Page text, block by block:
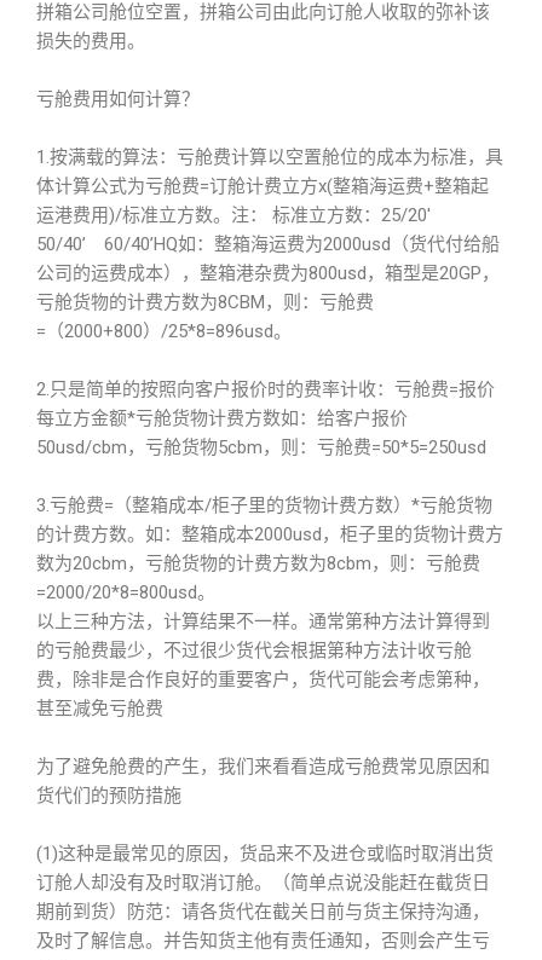
拼箱公司舱位空置，拼箱公司由此向订舱人收取的弥补该
损失的费用。
亏舱费用如何计算？
1.按满载的算法：亏舱费计算以空置舱位的成本为标准，具
体计算公式为亏舱费=订舱计费立方x(整箱海运费+整箱起
运港费用)/标准立方数。注： 标准立方数：25/20′
50/40’ 60/40’HQ如：整箱海运费为2000usd（货代付给船
公司的运费成本），整箱港杂费为800usd，箱型是20GP，
亏舱货物的计费方数为8CBM，则：亏舱费
=（2000+800）/25*8=896usd。
2.只是简单的按照向客户报价时的费率计收：亏舱费=报价
每立方金额*亏舱货物计费方数如：给客户报价
50usd/cbm，亏舱货物5cbm，则：亏舱费=50*5=250usd
3.亏舱费=（整箱成本/柜子里的货物计费方数）*亏舱货物
的计费方数。如：整箱成本2000usd，柜子里的货物计费方
数为20cbm，亏舱货物的计费方数为8cbm，则：亏舱费
=2000/20*8=800usd。
以上三种方法，计算结果不一样。通常第种方法计算得到
的亏舱费最少，不过很少货代会根据第种方法计收亏舱
费，除非是合作良好的重要客户，货代可能会考虑第种，
甚至减免亏舱费
为了避免舱费的产生，我们来看看造成亏舱费常见原因和
货代们的预防措施
(1)这种是最常见的原因，货品来不及进仓或临时取消出货
订舱人却没有及时取消订舱。（简单点说没能赶在截货日
期前到货）防范：请各货代在截关日前与货主保持沟通，
及时了解信息。并告知货主他有责任通知，否则会产生亏